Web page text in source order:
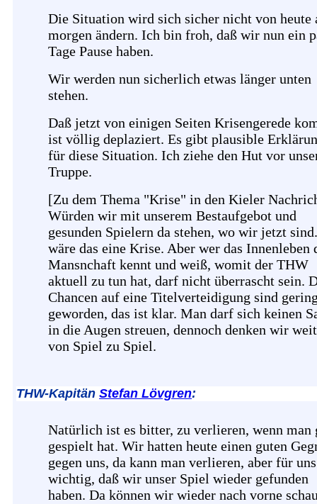
Die Situation wird sich sicher nicht von heute
morgen ändern. Ich bin froh, daß wir nun ein
Tage Pause haben.
Wir werden nun sicherlich etwas länger unten
stehen.
Daß jetzt von einigen Seiten Krisengerede
ist völlig deplaziert. Es gibt plausible
für diese Situation. Ich ziehe den Hut vor
Truppe.
[Zu dem Thema "Krise" in den Kieler
Würden wir mit unserem Bestaufgebot und
gesunden Spielern da stehen, wo wir jetzt sind.
wäre das eine Krise. Aber wer das Innenleben
Mansnchaft kennt und weiß, womit der THW
aktuell zu tun hat, darf nicht überrascht sein.
Chancen auf eine Titelverteidigung sind
geworden, das ist klar. Man darf sich keinen
in die Augen streuen, dennoch denken wir
von Spiel zu Spiel.
THW-Kapitän Stefan Lövgren:
Natürlich ist es bitter, zu verlieren, wenn man
gespielt hat. Wir hatten heute einen guten
gegen uns, da kann man verlieren, aber für
wichtig, daß wir unser Spiel wieder gefunden
haben. Da können wir wieder nach vorne